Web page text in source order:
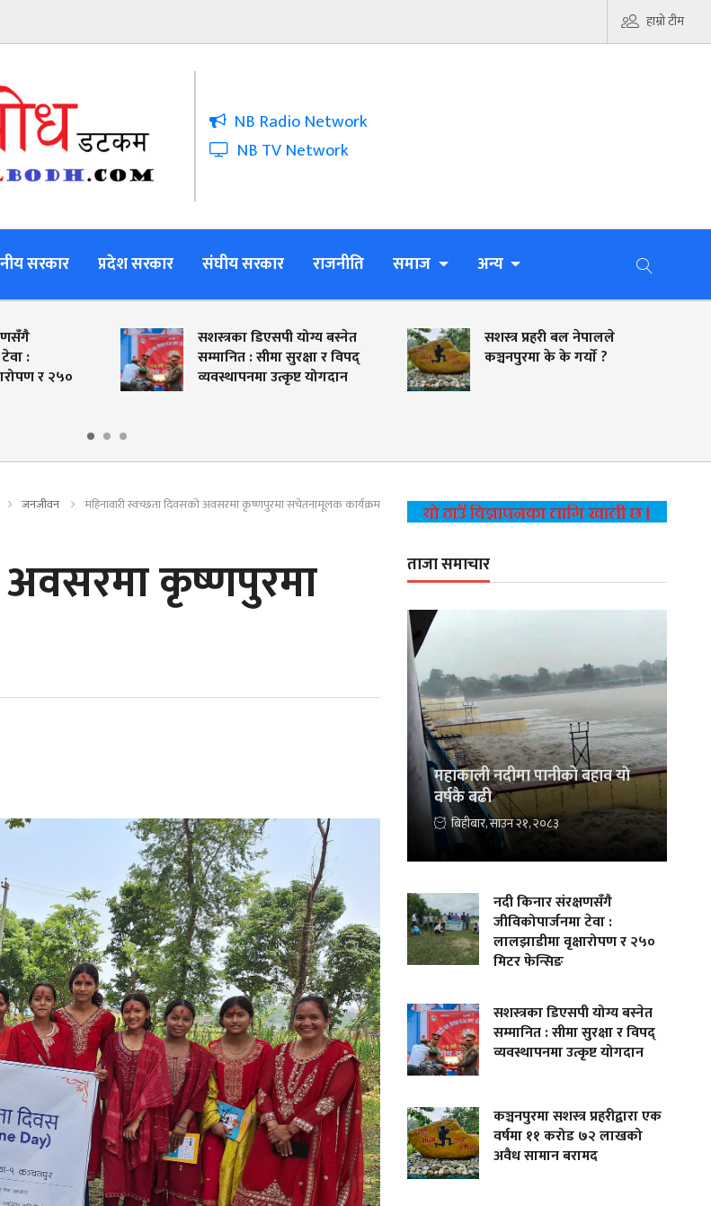
हाम्रो टीम
NB Radio Network
NB TV Network
सरकार प्रदेश सरकार संघीय सरकार राजनीति समाज अन्य
सशस्त्रका डिएसपी योग्य बस्नेत
सम्मानित : सीमा सुरक्षा र विपद्
व्यवस्थापनमा उत्कृष्ट योगदान
सशस्त्र प्रहरी बल नेपालले
कञ्चनपुरमा के के गर्याे ?
जनजीवन महिनावारी स्वच्छता दिवसको अवसरमा कृष्णपुरमा सचेतनामूलक कार्यक्रम
अवसरमा कृष्णपुरमा
ताजा समाचार
महाकाली नदीमा पानीको बहाव याे
वर्षकै बढी
बिहीबार, साउन २१, २०८३
नदी किनार संरक्षणसँगै
जीविकोपार्जनमा टेवा :
लालझाडीमा वृक्षारोपण र २५०
मिटर फेन्सिङ
सशस्त्रका डिएसपी योग्य बस्नेत
सम्मानित : सीमा सुरक्षा र विपद्
व्यवस्थापनमा उत्कृष्ट योगदान
कञ्चनपुरमा सशस्त्र प्रहरीद्वारा एक
वर्षमा ११ करोड ७२ लाखको
अवैध सामान बरामद